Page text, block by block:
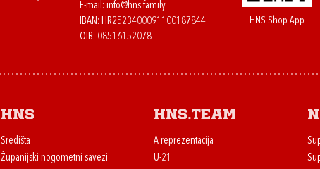
E-mail: info@hns.family
IBAN: HR2523400091100187844
OIB: 08516152078
HNS Shop App
HNS
Središta
Županijski nogometni savezi
HNS.team
A reprezentacija
U-21